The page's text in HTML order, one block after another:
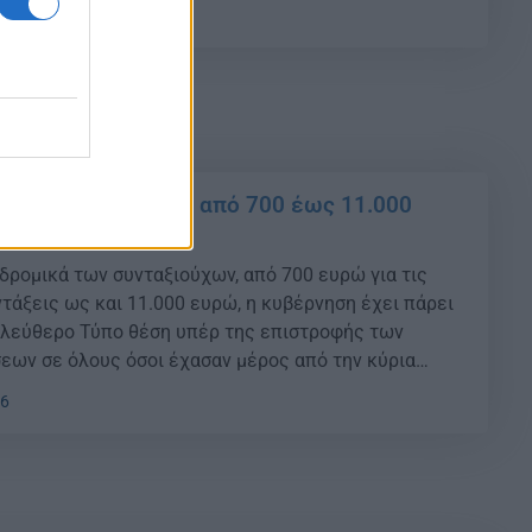
χρονικό διάστημα από τον Οκτώβριο του 2019 έως
για όλους από 700 έως 11.000
των συνταξιούχων, από 700 ευρώ για τις
ως και 11.000 ευρώ, η κυβέρνηση έχει πάρει
Τύπο θέση υπέρ της επιστροφής των
σε όλους όσοι έχασαν μέρος από την κύρια
σύνταξη και από τα Δώρα. {ad} Η θέση της